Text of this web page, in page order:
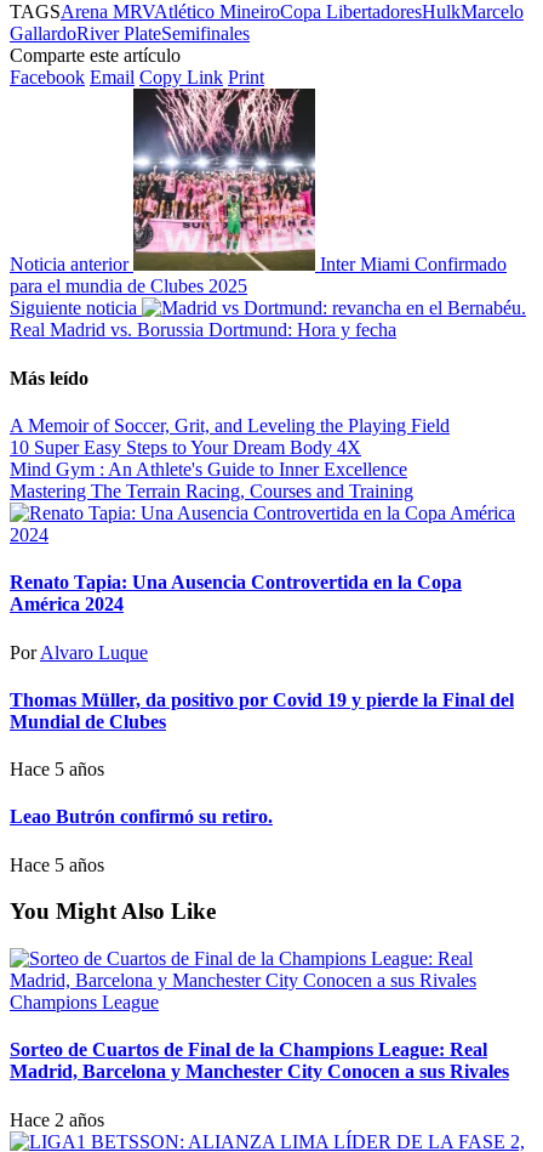
TAGSArena MRVAtlético MineiroCopa LibertadoresHulkMarcelo
GallardoRiver PlateSemifinales
Comparte este artículo
Facebook Email Copy Link Print
Noticia anterior
Inter Miami Confirmado
para el mundia de Clubes 2025
Siguiente noticia
Real Madrid vs. Borussia Dortmund: Hora y fecha
Más leído
A Memoir of Soccer, Grit, and Leveling the Playing Field
10 Super Easy Steps to Your Dream Body 4X
Mind Gym : An Athlete's Guide to Inner Excellence
Mastering The Terrain Racing, Courses and Training
Renato Tapia: Una Ausencia Controvertida en la Copa
América 2024
Por Alvaro Luque
Thomas Müller, da positivo por Covid 19 y pierde la Final del
Mundial de Clubes
Hace 5 años
Leao Butrón confirmó su retiro.
Hace 5 años
You Might Also Like
Champions League
Sorteo de Cuartos de Final de la Champions League: Real
Madrid, Barcelona y Manchester City Conocen a sus Rivales
Hace 2 años